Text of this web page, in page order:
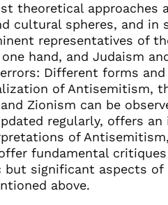
theoretical approaches
cultural spheres, and in
representatives of
hand, and Judaism
Different forms
of Antisemitism,
Zionism can be
regularly, offers an
of
fundamental
but significant aspects
above.